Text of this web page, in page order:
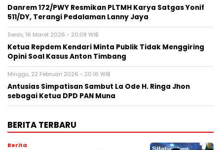
Danrem 172/PWY Resmikan PLTMH Karya Satgas Yonif
511/DY, Terangi Pedalaman Lanny Jaya
Senin, 16 Maret 2026 - 20:08 WIB
Ketua Repdem Kendari Minta Publik Tidak Menggiring
Opini Soal Kasus Anton Timbang
Minggu, 22 Februari 2026 - 20:16 WIB
Antusias Simpatisan Sambut La Ode H. Ringa Jhon
sebagai Ketua DPD PAN Muna
BERITA TERBARU
Berita